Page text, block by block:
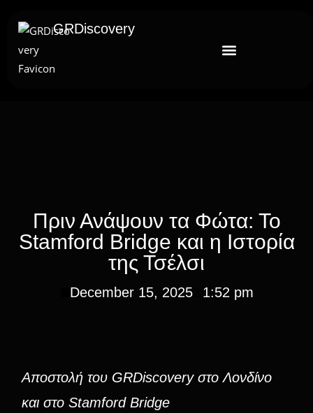
GRDiscovery
Πριν Ανάψουν τα Φώτα: Το
Stamford Bridge και η Ιστορία
της Τσέλσι
December 15, 2025 1:52 pm
Αποστολή του GRDiscovery στο Λονδίνο
και στο Stamford Bridge